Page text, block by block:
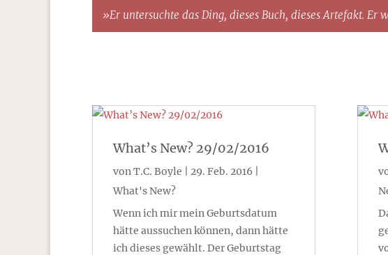
»Er untersuchte das Ding, dieses Buch, dieses Artefakt.
What’s New? 29/02/2016
vonT.C. Boyle 29. Feb. 2016
What's New?
Wenn ich mir mein Geburtsdatum
hätte aussuchen können, dann hätte
ich dieses gewählt. Der Geburtstag